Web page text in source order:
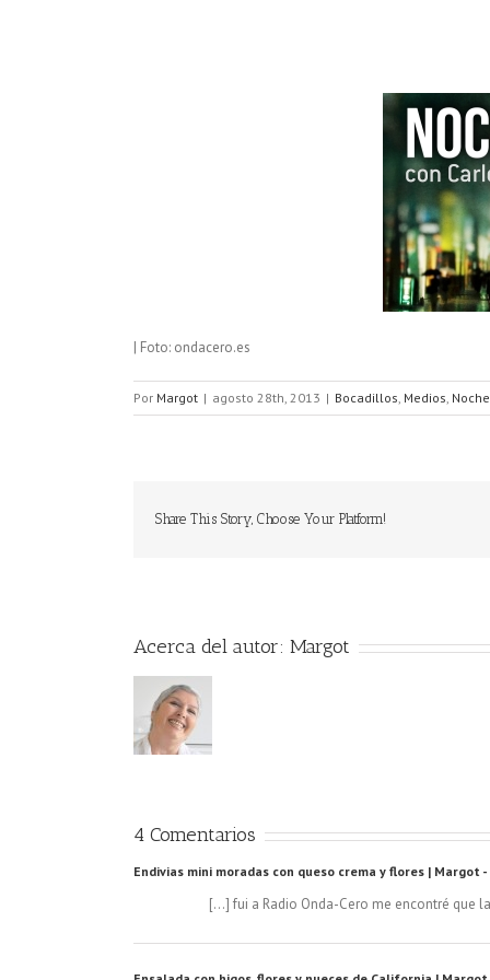
| Foto: ondacero.es
Por Margot | agosto 28th, 2013 | Bocadillos, Medios,
Share This Story, Choose Your Platform!
Acerca del autor: Margot
4 Comentarios
Endivias mini moradas con queso crema y flores | Margot -
[…] fui a Radio Onda-Cero me encontré que